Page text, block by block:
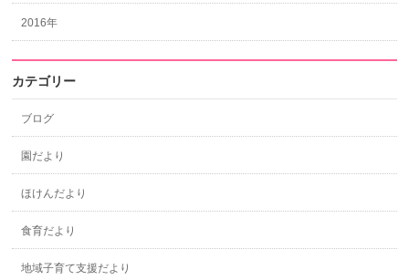
2016年
カテゴリー
ブログ
園だより
ほけんだより
食育だより
地域子育て支援だより